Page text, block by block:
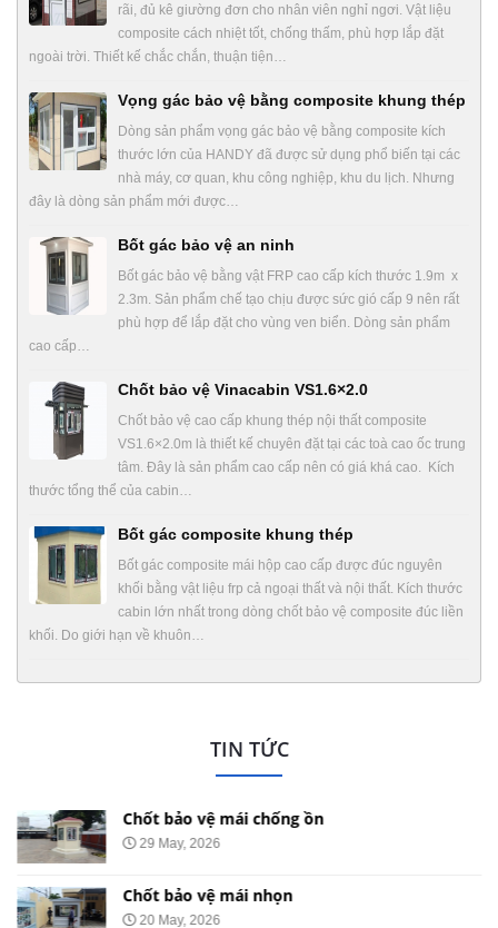
rãi, đủ kê giường đơn cho nhân viên nghỉ ngơi. Vật liệu
composite cách nhiệt tốt, chống thấm, phù hợp lắp đặt
ngoài trời. Thiết kế chắc chắn, thuận tiện…
Vọng gác bảo vệ bằng composite khung thép
Dòng sản phẩm vọng gác bảo vệ bằng composite kích
thước lớn của HANDY đã được sử dụng phổ biến tại các
nhà máy, cơ quan, khu công nghiệp, khu du lịch. Nhưng
đây là dòng sản phẩm mới được…
Bốt gác bảo vệ an ninh
Bốt gác bảo vệ bằng vật FRP cao cấp kích thước 1.9m x
2.3m. Sản phẩm chế tạo chịu được sức gió cấp 9 nên rất
phù hợp để lắp đặt cho vùng ven biển. Dòng sản phẩm
cao cấp…
Chốt bảo vệ Vinacabin VS1.6×2.0
Chốt bảo vệ cao cấp khung thép nội thất composite
VS1.6×2.0m là thiết kế chuyên đặt tại các toà cao ốc trung
tâm. Đây là sản phẩm cao cấp nên có giá khá cao. Kích
thước tổng thể của cabin…
Bốt gác composite khung thép
Bốt gác composite mái hộp cao cấp được đúc nguyên
khối bằng vật liệu frp cả ngoại thất và nội thất. Kích thước
cabin lớn nhất trong dòng chốt bảo vệ composite đúc liền
khối. Do giới hạn về khuôn…
TIN TỨC
Chốt bảo vệ mái chống ồn
29 May, 2026
Chốt bảo vệ mái nhọn
20 May, 2026